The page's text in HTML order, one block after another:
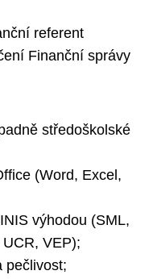
referent
Finanční správy
středoškolské
(Word, Excel,
výhodou (SML,
VEP);
pečlivost;